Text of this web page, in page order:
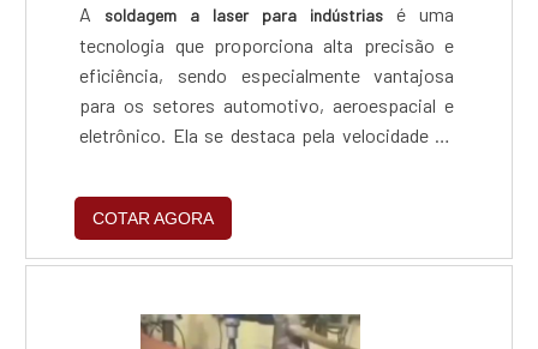
A soldagem a laser para indústrias é uma
tecnologia que proporciona alta precisão e
eficiência, sendo especialmente vantajosa
para os setores automotivo, aeroespacial e
eletrônico. Ela se destaca pela velocidade de
capacidade de reduzir custos operacionais,
além de promover um ambiente de trabalho
mais seguro e sustentável, tornando-se a
inovação e competitividade.
COTAR AGORA